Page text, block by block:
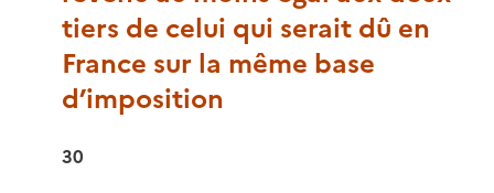
tiers de celui qui serait dû en
France sur la même base
d’imposition
30